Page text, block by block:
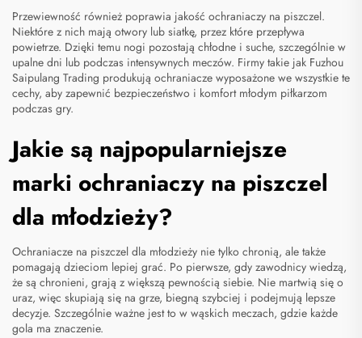
Przewiewność również poprawia jakość ochraniaczy na piszczel.
Niektóre z nich mają otwory lub siatkę, przez które przepływa
powietrze. Dzięki temu nogi pozostają chłodne i suche, szczególnie w
upalne dni lub podczas intensywnych meczów. Firmy takie jak Fuzhou
Saipulang Trading produkują ochraniacze wyposażone we wszystkie te
cechy, aby zapewnić bezpieczeństwo i komfort młodym piłkarzom
podczas gry.
Jakie są najpopularniejsze
marki ochraniaczy na piszczel
dla młodzieży?
Ochraniacze na piszczel dla młodzieży nie tylko chronią, ale także
pomagają dzieciom lepiej grać. Po pierwsze, gdy zawodnicy wiedzą,
że są chronieni, grają z większą pewnością siebie. Nie martwią się o
uraz, więc skupiają się na grze, biegną szybciej i podejmują lepsze
decyzje. Szczególnie ważne jest to w wąskich meczach, gdzie każde
gola ma znaczenie.